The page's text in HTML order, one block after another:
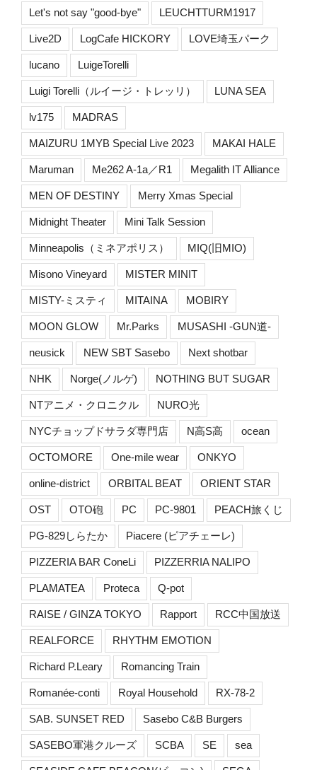
Let's not say "good-bye" LEUCHTTURM1917
Live2D LogCafe HICKORY LOVE埼玉パーク
lucano LuigeTorelli
Luigi Torelli（ルイージ・トレッリ） LUNA SEA
lv175 MADRAS
MAIZURU 1MYB Special Live 2023 MAKAI HALE
Maruman Me262 A-1a／R1 Megalith IT Alliance
MEN OF DESTINY Merry Xmas Special
Midnight Theater Mini Talk Session
Minneapolis（ミネアポリス） MIQ(旧MIO)
Misono Vineyard MISTER MINIT
MISTY-ミスティ MITAINA MOBIRY
MOON GLOW Mr.Parks MUSASHI -GUN道-
neusick NEW SBT Sasebo Next shotbar
NHK Norge(ノルゲ) NOTHING BUT SUGAR
NTアニメ・クロニクル NURO光
NYCチョップドサラダ専門店 N高S高 ocean
OCTOMORE One-mile wear ONKYO
online-district ORBITAL BEAT ORIENT STAR
OST OTO砲 PC PC-9801 PEACH旅くじ
PG-829しらたか Piacere (ピアチェーレ)
PIZZERIA BAR ConeLi PIZZERRIA NALIPO
PLAMATEA Proteca Q-pot
RAISE / GINZA TOKYO Rapport RCC中国放送
REALFORCE RHYTHM EMOTION
Richard P.Leary Romancing Train
Romanée-conti Royal Household RX-78-2
SAB. SUNSET RED Sasebo C&B Burgers
SASEBO軍港クルーズ SCBA SE sea